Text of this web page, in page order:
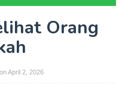
Orang
April 2, 2026